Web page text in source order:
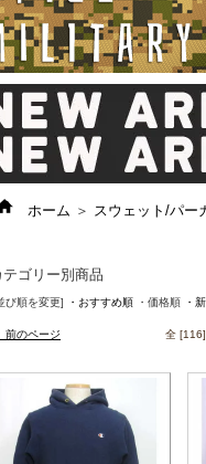
ホーム ＞ スウェット/パー
テゴリー別商品
び順を変更] ・おすすめ順 ・価格順 ・
前のページ 全 [116]